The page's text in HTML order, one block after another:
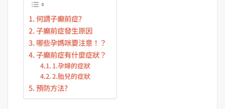
何謂子癲前症?
子癲前症發生原因
哪些孕媽咪要注意！？
子癲前症有什麼症狀？
1.孕婦的症狀
2.胎兒的症狀
預防方法?